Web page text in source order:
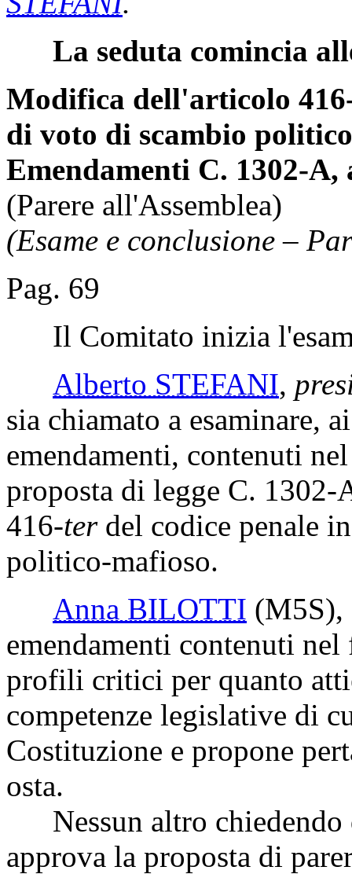
La seduta comincia
Modifica dell'articolo
di voto di scambio
Emendamenti C. 1302-
(Parere all'Assemblea)
(Esame e conclusione –
Pag. 69
Il Comitato inizia
Alberto STEFANI,
sia chiamato a esaminare,
emendamenti, contenuti
proposta di legge C.
416-terdel codice penale
politico-mafioso.
Anna BILOTTI (M5S),
emendamenti contenuti
profili critici per quanto
competenze legislative di
Costituzione e propone
osta.
Nessun altro chiedendo
approva la proposta di